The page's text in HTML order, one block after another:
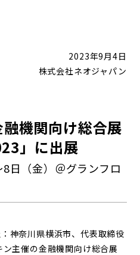
2023年9月4日
株式会社ネオジャパン
機関向け総合展
」に出展
日（金）＠グランフロ
神奈川県横浜市、代表取締役
主催の金融機関向け総合展